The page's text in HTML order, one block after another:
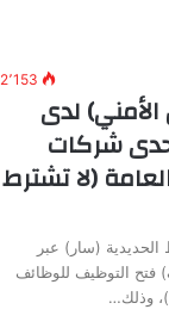
2٬153
لدى
شركات
(لا تشترط
(سار) عبر
فتح التوظيف للوظائف
وذلك…